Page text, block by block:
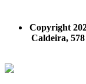
Copyright
Caldeira, 578